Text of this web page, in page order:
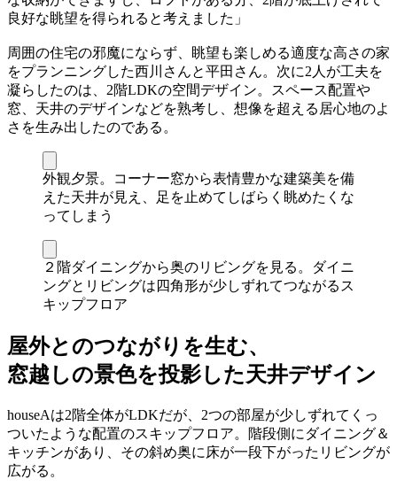
良好な眺望を得られると考えました」
周囲の住宅の邪魔にならず、眺望も楽しめる適度な高さの家
をプランニングした西川さんと平田さん。次に2人が工夫を
凝らしたのは、2階LDKの空間デザイン。スペース配置や
窓、天井のデザインなどを熟考し、想像を超える居心地のよ
さを生み出したのである。
外観夕景。コーナー窓から表情豊かな建築美を備
えた天井が見え、足を止めてしばらく眺めたくな
ってしまう
２階ダイニングから奥のリビングを見る。ダイニ
ングとリビングは四角形が少しずれてつながるス
キップフロア
屋外とのつながりを生む、
窓越しの景色を投影した天井デザイン
houseAは2階全体がLDKだが、2つの部屋が少しずれてくっ
ついたような配置のスキップフロア。階段側にダイニング＆
キッチンがあり、その斜め奥に床が一段下がったリビングが
広がる。